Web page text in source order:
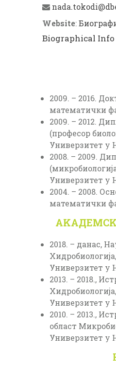
Website:
Biographical Info
2009. – 2016.
математички
2009. – 2012.
(професор
Универзитет у
2008. – 2009.
Универзитет у
2004. – 2008.
математички
2018. – данас,
Универзитет у
2013. – 2018.,
Универзитет у
2010. – 2013.,
област
Универзитет у